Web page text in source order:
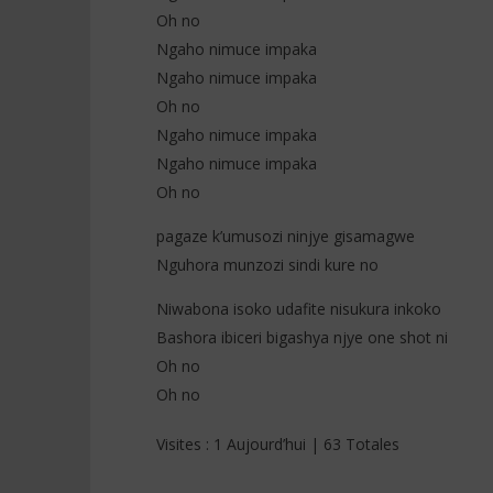
Oh no
Ngaho nimuce impaka
Ngaho nimuce impaka
Oh no
Ngaho nimuce impaka
Ngaho nimuce impaka
Oh no
pagaze k’umusozi ninjye gisamagwe
Nguhora munzozi sindi kure no
Niwabona isoko udafite nisukura inkoko
Bashora ibiceri bigashya njye one shot ni
Oh no
Oh no
Visites : 1 Aujourd’hui | 63 Totales